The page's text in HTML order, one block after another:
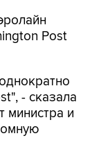
Post
- сказала
министра и